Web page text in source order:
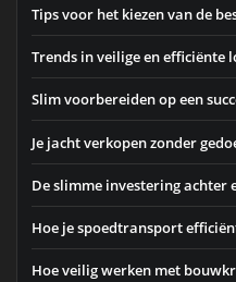
Tips voor het kiezen van de
Trends in veilige en efficiënte
Slim voorbereiden op een
Je jacht verkopen zonder
De slimme investering achter
Hoe je spoedtransport
Hoe veilig werken met